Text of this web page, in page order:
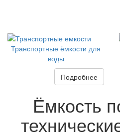
Транспортные ёмкости для
воды
Подробнее
Ёмкость